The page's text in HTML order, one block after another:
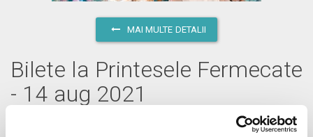
MAI MULTE DETALII
Bilete la Printesele Fermecate
- 14 aug 2021